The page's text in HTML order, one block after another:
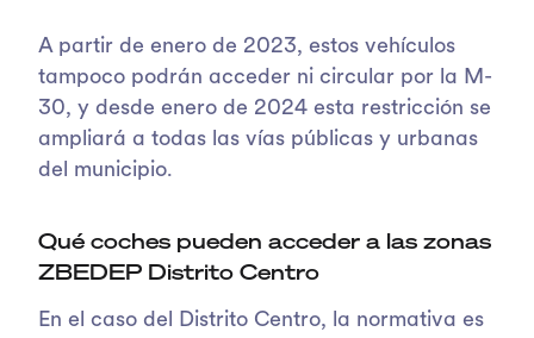
A partir de enero de 2023, estos vehículos
tampoco podrán acceder ni circular por la M-
30, y desde enero de 2024 esta restricción se
ampliará a todas las vías públicas y urbanas
del municipio.
Qué coches pueden acceder a las zonas
ZBEDEP Distrito Centro
En el caso del Distrito Centro, la normativa es